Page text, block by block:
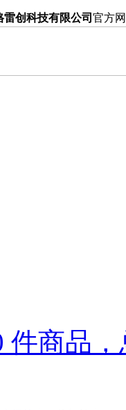
雷创科技有限公司 官方
件商品